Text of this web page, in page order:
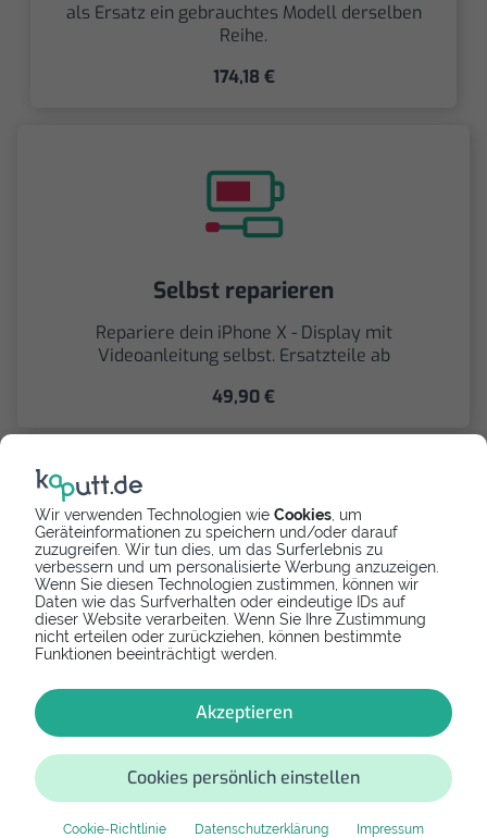
Wir verwenden Technologien wie Cookies , um
Geräteinformationen zu speichern und/oder darauf
zuzugreifen. Wir tun dies, um das Surferlebnis zu
verbessern und um personalisierte Werbung anzuzeigen.
Wenn Sie diesen Technologien zustimmen, können wir
Daten wie das Surfverhalten oder eindeutige IDs auf
dieser Website verarbeiten. Wenn Sie Ihre Zustimmung
nicht erteilen oder zurückziehen, können bestimmte
Funktionen beeinträchtigt werden.
Akzeptieren
Cookies persönlich einstellen
Cookie-Richtlinie Datenschutzerklärung Impressum
als Ersatz ein gebrauchtes Modell derselben
Reihe.
174,18 €
Selbst reparieren
Repariere dein iPhone X - Display mit
Videoanleitung selbst. Ersatzteile ab
49,90 €
Spenden
Spende Dein Gerät über
handysfuerdieumwelt.de